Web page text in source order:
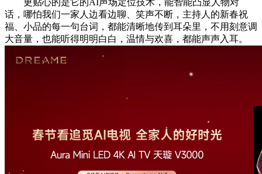
话，哪怕我们一家人边看边聊、笑声不断，主持人的新春祝
福、小品的每一句台词，都能清晰地传到耳朵里，不用刻意调
大音量，也能听得明明白白，温情与欢喜，都能声声入耳。